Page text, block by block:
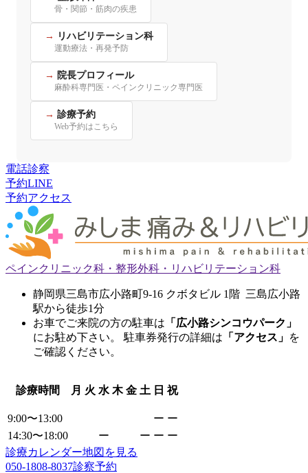
骨・関節・筋肉の疾患
リハビリテーション科
運動療法・再発予防
院長プロフィール
麻酔科専門医・ペインクリニック専門医
診療予約
Web予約はこちら
電話診察
予約LINE
予約アクセス
ペインクリニック科・整形外科・リハビリテーション科
静岡県三島市広小路町9-16 クボタビル 1階 三島広小路
駅から徒歩1分
お車でご来院の方の駐車は 「広小路シンコウパーク」
にお駐め下さい。 駐車券発行の詳細は 「アクセス」 を
ご確認ください。
診療時間 月 火 水 木 金 土 日 祝
9:00〜13:00 ー ー
14:30〜18:00
ー ー ー ー
診療カレンダー地図を見る
050-1808-8037診察予約